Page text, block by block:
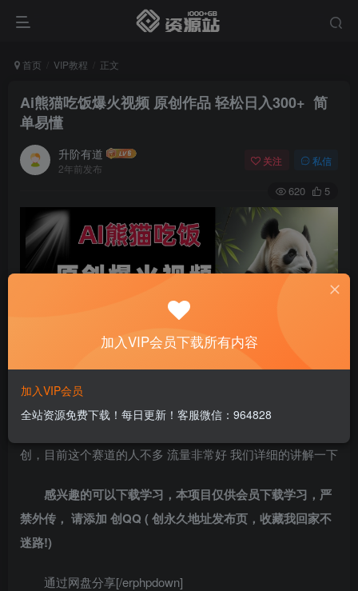
首页 VIP教程 正文
Ai熊猫吃饭爆火视频 原创作品 轻松日入300+ 简
单易懂
升阶有道
2年前发布
关注 私信
620 5
最近看到这种能猫吃饭的视频非常火爆 在抖音和视频号
创，目前这个赛道的人不多 流量非常好 我们详细的讲解一下
感兴趣的可以下载学习，本项目仅供会员下载学习，严
禁外传， 请添加 创QQ ( 创永久地址发布页，收藏我回家不
迷路!)
通过网盘分享[/erphpdown]
加入VIP会员下载所有内容
加入VIP会员
全站资源免费下载！每日更新！客服微信：964828